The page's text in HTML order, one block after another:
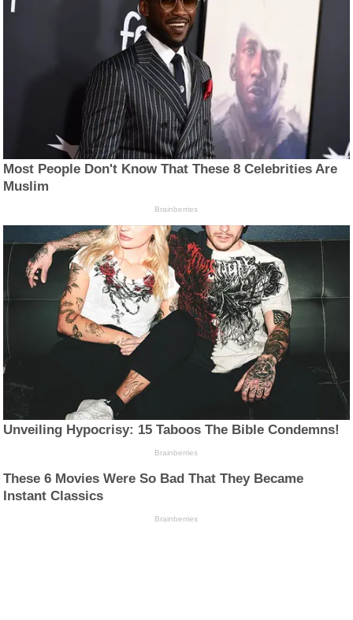
Most People Don't Know That These 8 Celebrities Are
Muslim
Brainberries
Unveiling Hypocrisy: 15 Taboos The Bible Condemns!
Brainberries
These 6 Movies Were So Bad That They Became
Instant Classics
Brainberries